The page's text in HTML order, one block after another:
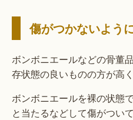
傷がつかないよう
ボンボニエールなどの骨董
存状態の良いものの方が高
ボンボニエールを裸の状態
と当たるなどして傷がつい